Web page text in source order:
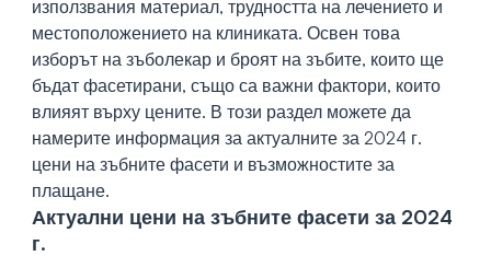
използвания материал, трудността на лечението и
местоположението на клиниката. Освен това
изборът на зъболекар и броят на зъбите, които ще
бъдат фасетирани, също са важни фактори, които
влияят върху цените. В този раздел можете да
намерите информация за актуалните за 2024 г.
цени на зъбните фасети и възможностите за
плащане.
Актуални цени на зъбните фасети за 2024
г.